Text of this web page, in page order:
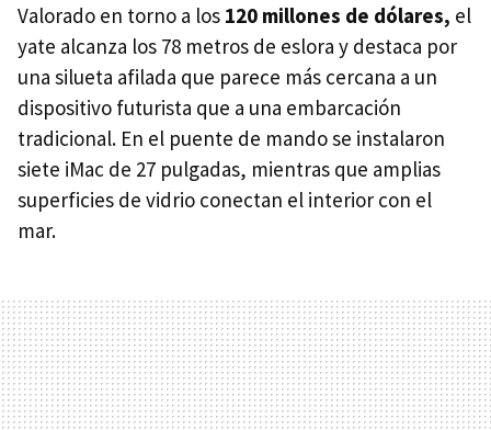
Valorado en torno a los 120 millones de dólares, el
yate alcanza los 78 metros de eslora y destaca por
una silueta afilada que parece más cercana a un
dispositivo futurista que a una embarcación
tradicional. En el puente de mando se instalaron
siete iMac de 27 pulgadas, mientras que amplias
superficies de vidrio conectan el interior con el
mar.